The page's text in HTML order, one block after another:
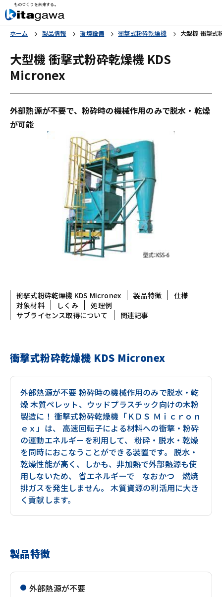
ものづくりを未来する。
ホーム 製品情報 環境設備 衝撃式粉砕乾燥機 大型機 衝撃式
大型機 衝撃式粉砕乾燥機 KDS
Micronex
外部熱源が不要で、粉砕時の機械作用のみで脱水・乾燥
が可能
衝撃式粉砕乾燥機 KDS Micronex 製品特徴
仕様
対象材料
しくみ
処理例
サブライセンス取得について
関連記事
衝撃式粉砕乾燥機 KDS Micronex
外部熱源が不要 粉砕時の機械作用のみで脱水・乾
燥 木質ペレット、ウッドプラスチック向けの木粉
製造に！ 衝撃式粉砕乾燥機「ＫＤＳ Ｍｉｃｒｏｎ
ｅｘ」は、 高速回転子による材料への衝撃・粉砕
の運動エネルギーを利用して、 粉砕・脱水・乾燥
を同時におこなうことができる装置です。 脱水・
乾燥性能が高く、しかも、非加熱で外部熱源も使
用しないため、 省エネルギーで なおかつ 燃焼
排ガスを発生しません。 木質資源の利活用に大き
く貢献します。
製品特徴
外部熱源が不要